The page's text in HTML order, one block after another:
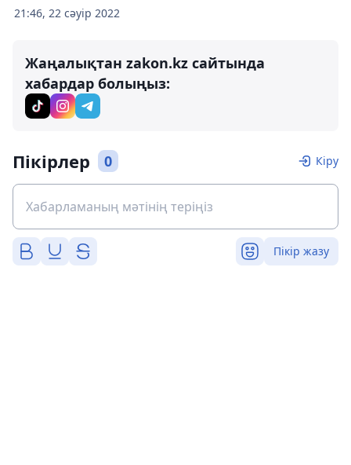
21:46, 22 сәуір 2022
Жаңалықтан zakon.kz сайтында
хабардар болыңыз:
Пікірлер 0 Кіру
Пікір жазу